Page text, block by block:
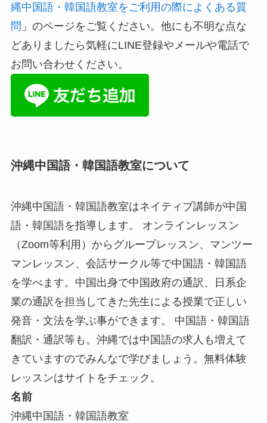
縄中国語・韓国語教室をご利用の際によくある質
問 」のページをご覧ください。他にも不明な点な
どありましたら気軽にLINE登録やメールや電話で
お問い合わせください。
沖縄中国語・韓国語教室について
沖縄中国語・韓国語教室はネイティブ講師が中国
語・韓国語を指導します。 オンラインレッスン
（Zoom等利用）からグループレッスン、マンツー
マンレッスン、会話サークル等で中国語・韓国語
を学べます。中国出身で中国政府の通訳、日系企
業の通訳を担当してきた先生による授業で正しい
発音・文法を学ぶ事ができます。 中国語・韓国語
翻訳・通訳等も。沖縄では中国語の求人も増えて
きていますのでみんなで学びましょう。無料体験
レッスンはサイトをチェック。
名前
沖縄中国語・韓国語教室